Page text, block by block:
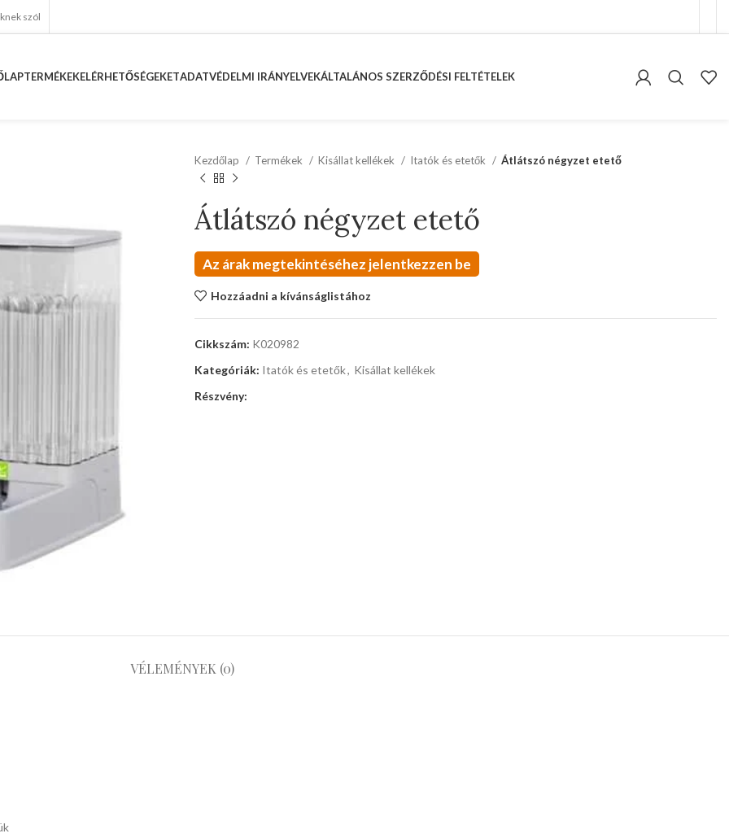
szól
TERMÉKEKELÉRHETŐSÉGEKETADATVÉDELMI IRÁNYELVEKÁLTALÁNOS SZERZŐDÉSI FELTÉTELEK
Kezdőlap Termékek Kisállat kellékek Itatók és etetők Átlátszó négyzet etető
Átlátszó négyzet etető
Az árak megtekintéséhez jelentkezzen be
Hozzáadni a kívánságlistához
Cikkszám: K020982
Kategóriák: Itatók és etetők, Kisállat kellékek
Részvény:
VÉLEMÉNYEK (0)